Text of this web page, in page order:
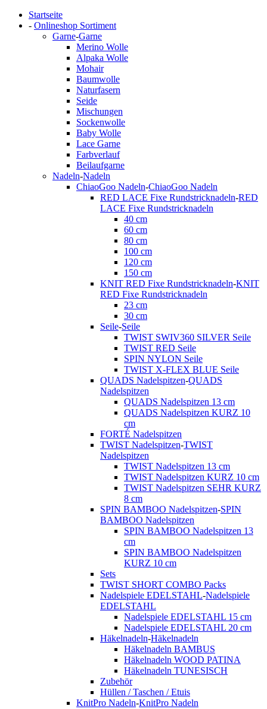
Startseite
- Onlineshop Sortiment
Garne-Garne
Merino Wolle
Alpaka Wolle
Mohair
Baumwolle
Naturfasern
Seide
Mischungen
Sockenwolle
Baby Wolle
Lace Garne
Farbverlauf
Beilaufgarne
Nadeln-Nadeln
ChiaoGoo Nadeln-ChiaoGoo Nadeln
RED LACE Fixe Rundstricknadeln-RED
LACE Fixe Rundstricknadeln
40 cm
60 cm
80 cm
100 cm
120 cm
150 cm
KNIT RED Fixe Rundstricknadeln-KNIT
RED Fixe Rundstricknadeln
23 cm
30 cm
Seile-Seile
TWIST SWIV360 SILVER Seile
TWIST RED Seile
SPIN NYLON Seile
TWIST X-FLEX BLUE Seile
QUADS Nadelspitzen-QUADS
Nadelspitzen
QUADS Nadelspitzen 13 cm
QUADS Nadelspitzen KURZ 10
cm
FORTÉ Nadelspitzen
TWIST Nadelspitzen-TWIST
Nadelspitzen
TWIST Nadelspitzen 13 cm
TWIST Nadelspitzen KURZ 10 cm
TWIST Nadelspitzen SEHR KURZ
8 cm
SPIN BAMBOO Nadelspitzen-SPIN
BAMBOO Nadelspitzen
SPIN BAMBOO Nadelspitzen 13
cm
SPIN BAMBOO Nadelspitzen
KURZ 10 cm
Sets
TWIST SHORT COMBO Packs
Nadelspiele EDELSTAHL-Nadelspiele
EDELSTAHL
Nadelspiele EDELSTAHL 15 cm
Nadelspiele EDELSTAHL 20 cm
Häkelnadeln-Häkelnadeln
Häkelnadeln BAMBUS
Häkelnadeln WOOD PATINA
Häkelnadeln TUNESISCH
Zubehör
Hüllen / Taschen / Etuis
KnitPro Nadeln-KnitPro Nadeln